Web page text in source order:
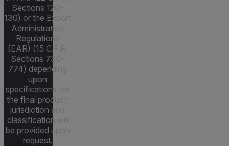
Sections 120-
130) or the Export
Administration
Regulations
(EAR) (15 C.F.R.
Sections 730-
774) depending
upon
specifications for
the final product;
jurisdiction and
classification will
be provided upon
request.